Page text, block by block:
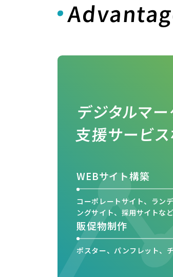
デジタルマー
支援サービ
WEBサイト構築
コーポレートサイト、ラン
ングサイト、採用サイトな
販促物制作
ポスター、パンフレット、